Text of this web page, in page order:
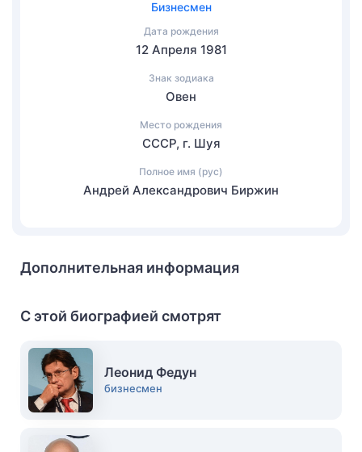
Бизнесмен
Дата рождения
12 Апреля 1981
Знак зодиака
Овен
Место рождения
СССР, г. Шуя
Полное имя (рус)
Андрей Александрович Биржин
Дополнительная информация
С этой биографией смотрят
Леонид Федун
бизнесмен